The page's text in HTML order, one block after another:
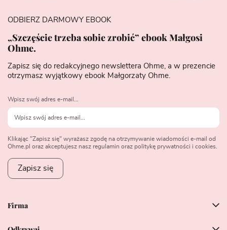
Firma
ODBIERZ DARMOWY EBOOK
„Szczęście trzeba sobie zrobić” ebook Małgosi
Ohme.
Zapisz się do redakcyjnego newslettera Ohme, a w prezencie
otrzymasz wyjątkowy ebook Małgorzaty Ohme.
Wpisz swój adres e-mail...
Klikając "Zapisz się" wyrażasz zgodę na otrzymywanie wiadomości e-mail od
Ohme.pl oraz akceptujesz nasz regulamin oraz politykę prywatności i cookies.
Zapisz się